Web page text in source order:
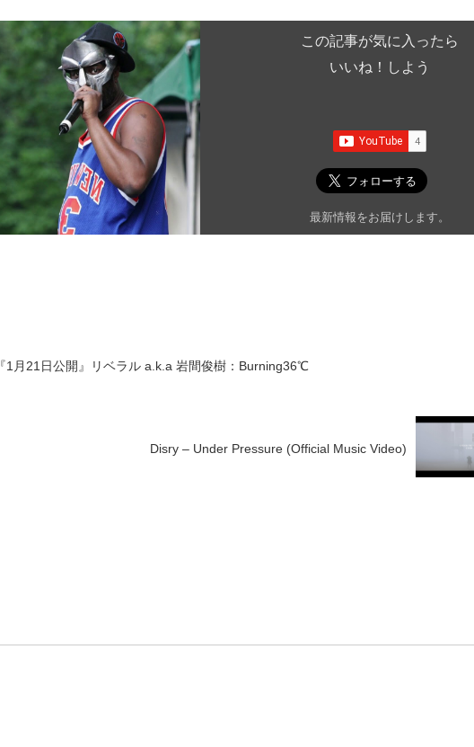
この記事が気に入ったら
いいね！しよう
最新情報をお届けします。
『1月21日公開』リベラル a.k.a 岩間俊樹：Burning36℃
Disry – Under Pressure (Official Music Video)